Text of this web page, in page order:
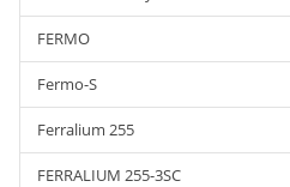
FERMO
Fermo-S
Ferralium 255
FERRALIUM 255-3SC